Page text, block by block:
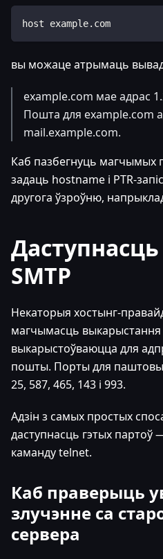
host example.com
вы можаце атрымаць
example.com мае адрас
Пошта для example.com
mail.example.com.
Каб пазбегнуць магчымых
задаць hostname і PTR-
другога ўзроўню,
SMTP
Некаторыя хостынг-
магчымасць выкарыстання
выкарыстоўваюцца для
пошты. Порты для
25, 587, 465, 143 і 993.
Адзін з самых простых
даступнасць гэтых партоў
каманду telnet.
Каб праверыць
злучэнне са
сервера